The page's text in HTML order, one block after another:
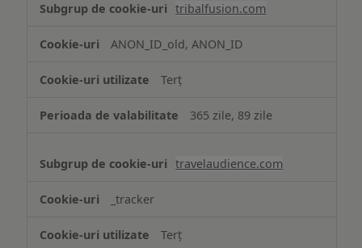
tribalfusion.com
ANON_ID_old, ANON_ID
Terț
365 zile, 89 zile
travelaudience.com
_tracker
Terț